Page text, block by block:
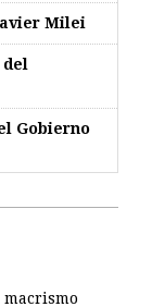
Milei
del
Gobierno